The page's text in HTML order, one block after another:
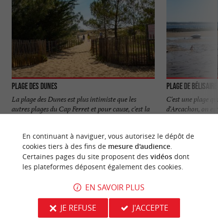
Plage des Dunes
La plage des Dunes est plus intimiste que les
autres plages du Cap Ferret et pour cause, c'est la
436 m - Lège-Cap-Ferret
Plage de Bélisaire
C'est une plage
d'Arcachon, on
2,0 km -
NOUS AVONS TESTÉPOUR VOUS
En continuant à naviguer, vous autorisez le dépôt de
cookies tiers à des fins de mesure d'audience.
Certaines pages du site proposent des vidéosdont
les plateformes déposent également des cookies.
EN SAVOIR PLUS
JE REFUSE
J'ACCEPTE